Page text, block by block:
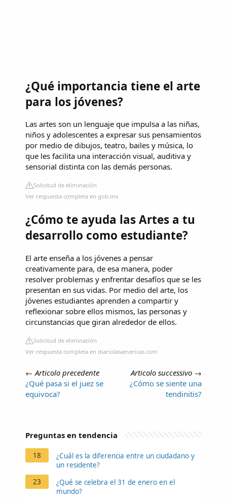
¿Qué importancia tiene el arte
para los jóvenes?
Las artes son un lenguaje que impulsa a las niñas,
niños y adolescentes a expresar sus pensamientos
por medio de dibujos, teatro, bailes y música, lo
que les facilita una interacción visual, auditiva y
sensorial distinta con las demás personas.
Solicitud de eliminación
Ver respuesta completa en gob.mx
¿Cómo te ayuda las Artes a tu
desarrollo como estudiante?
El arte enseña a los jóvenes a pensar
creativamente para, de esa manera, poder
resolver problemas y enfrentar desafíos que se les
presentan en sus vidas. Por medio del arte, los
jóvenes estudiantes aprenden a compartir y
reflexionar sobre ellos mismos, las personas y
circunstancias que giran alrededor de ellos.
Solicitud de eliminación
Ver respuesta completa en diariolasamericas.com
← Articolo precedente
¿Qué pasa si el juez se
equivoca?
Articolo successivo →
¿Cómo se siente una
tendinitis?
Preguntas en tendencia
18
¿Cuál es la diferencia entre un ciudadano y
un residente?
23
¿Qué se celebra el 31 de enero en el
mundo?